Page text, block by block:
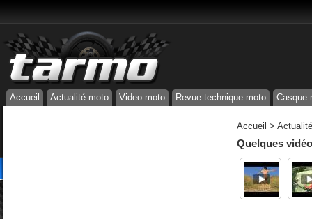
Accueil Actualité moto Video moto Revue technique moto Casque
Accueil >
Quelques